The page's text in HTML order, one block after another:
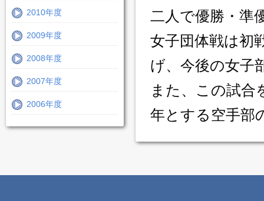
2010年度
2009年度
2008年度
2007年度
2006年度
二人で優勝・準
女子団体戦は初
げ、今後の女子
また、この試合
年とする空手部